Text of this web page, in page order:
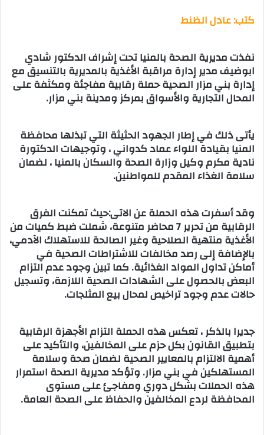
كتب: عادل الظنط
نفذت مديرية الصحة بالمنيا تحت إشراف الدكتور شادي
ابوضيف مدير إدارة مراقبة الأغذية بالمديرية بالتنسيق مع
إدارة بني مزار الصحية حملة رقابية مفاجئة ومكثفة على
المحال التجارية والأسواق بمركز ومدينة بني مزار.
يأتى ذلك في إطار الجهود الحثيثة التي تبذلها محافظة
المنيا بقيادة اللواء عماد كدواني ، وتوجيهات الدكتورة
نادية مكرم وكيل وزارة الصحة والسكان بالمنيا ، لضمان
سلامة الغذاء المقدم للمواطنين.
وقد أسفرت هذه الحملة عن الاتى:حيث تمكنت الفرق
الرقابية من تحرير 7 محاضر متنوعة، شملت ضبط كميات من
الأغذية منتهية الصلاحية وغير الصالحة للاستهلاك الآدمي،
بالإضافة إلى رصد مخالفات للاشتراطات الصحية في
أماكن تداول المواد الغذائية. كما تبين وجود عدم التزام
البعض بالحصول على الشهادات الصحية اللازمة، وتسجيل
حالات عدم وجود تراخيص لمحال بيع المثلجات.
جديرا بالذكر ، تعكس هذه الحملة التزام الأجهزة الرقابية
بتطبيق القانون بكل حزم على المخالفين، والتأكيد على
أهمية الالتزام بالمعايير الصحية لضمان صحة وسلامة
المستهلكين في بني مزار. وتؤكد مديرية الصحة استمرار
هذه الحملات بشكل دوري ومفاجئ على مستوى
المحافظة لردع المخالفين والحفاظ على الصحة العامة.